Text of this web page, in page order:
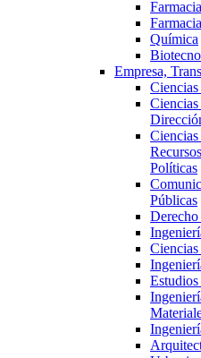
Química
Empresa,
Políticas
Públicas
Derecho